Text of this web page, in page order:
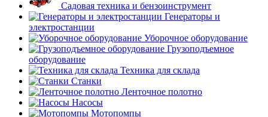
Садовая техника и бензоинструмент
Генераторы и
электростанции
Уборочное оборудование
Грузоподъемное
оборудование
Техника для склада
Станки
Ленточное полотно
Насосы
Мотопомпы